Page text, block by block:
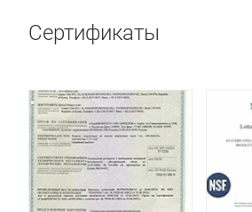
Сертификаты